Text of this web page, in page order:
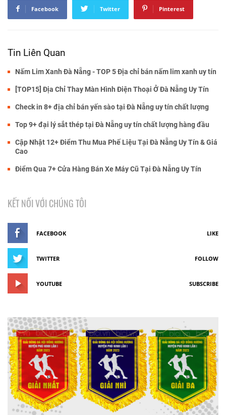
Facebook Twitter Pinterest
Tin Liên Quan
Nấm Lim Xanh Đà Nẵng - TOP 5 Địa chỉ bán nấm lim xanh uy tín
[TOP15] Địa Chỉ Thay Màn Hình Điện Thoại Ở Đà Nẵng Uy Tín
Check in 8+ địa chỉ bán yến sào tại Đà Nẵng uy tín chất lượng
Top 9+ đại lý sắt thép tại Đà Nẵng uy tín chất lượng hàng đầu
Cập Nhật 12+ Điểm Thu Mua Phế Liệu Tại Đà Nẵng Uy Tín & Giá
Cao
Điểm Qua 7+ Cửa Hàng Bán Xe Máy Cũ Tại Đà Nẵng Uy Tín
KẾT NỐI VỚI CHÚNG TÔI
FACEBOOK LIKE
TWITTER FOLLOW
YOUTUBE SUBSCRIBE